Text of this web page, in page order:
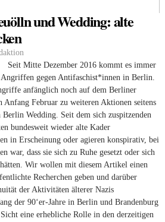
und Wedding: alte
Seit Mitte Dezember 2016 kommt es immer
gegen Antifaschist*innen in Berlin.
anfänglich noch auf dem Berliner
Februar zu weiteren Aktionen seitens
Wedding. Seit dem sich zuspitzenden
bundesweit wieder alte Kader
in Erscheinung oder agieren konspirativ, bei
war, dass sie sich zu Ruhe gesetzt oder sich
hätten. Wir wollen mit diesem Artikel einen
Recherchen geben und darüber
der Aktivitäten älterer Nazis
der 90‘er-Jahre in Berlin und Brandenburg
eine erhebliche Rolle in den derzeitigen